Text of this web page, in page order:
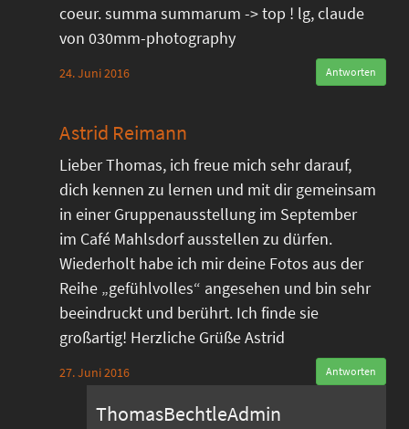
coeur. summa summarum -> top ! lg, claude
von 030mm-photography
24. Juni 2016 Antworten
Astrid Reimann
Lieber Thomas, ich freue mich sehr darauf,
dich kennen zu lernen und mit dir gemeinsam
in einer Gruppenausstellung im September
im Café Mahlsdorf ausstellen zu dürfen.
Wiederholt habe ich mir deine Fotos aus der
Reihe „gefühlvolles“ angesehen und bin sehr
beeindruckt und berührt. Ich finde sie
großartig! Herzliche Grüße Astrid
27. Juni 2016 Antworten
ThomasBechtleAdmin